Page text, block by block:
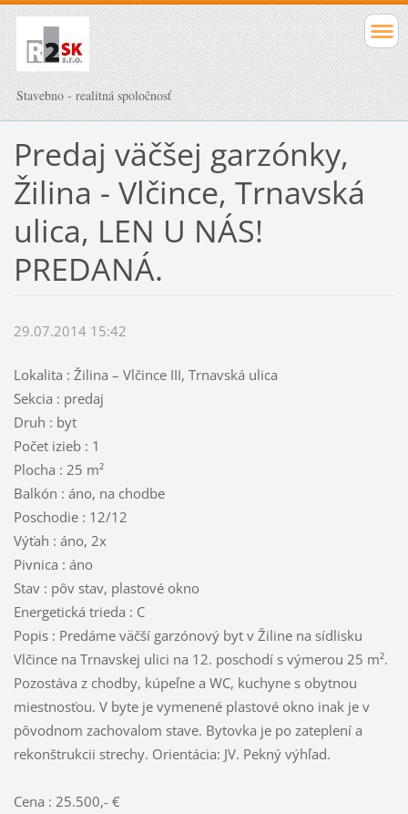
Stavebno - realitná spoločnosť
Predaj väčšej garzónky,
Žilina - Vlčince, Trnavská
ulica, LEN U NÁS!
PREDANÁ.
29.07.2014 15:42
Lokalita : Žilina – Vlčince III, Trnavská ulica
Sekcia : predaj
Druh : byt
Počet izieb : 1
Plocha : 25 m²
Balkón : áno, na chodbe
Poschodie : 12/12
Výťah : áno, 2x
Pivnica : áno
Stav : pôv stav, plastové okno
Energetická trieda : C
Popis : Predáme väčší garzónový byt v Žiline na sídlisku
Vlčince na Trnavskej ulici na 12. poschodí s výmerou 25 m².
Pozostáva z chodby, kúpeľne a WC, kuchyne s obytnou
miestnosťou. V byte je vymenené plastové okno inak je v
pôvodnom zachovalom stave. Bytovka je po zateplení a
rekonštrukcii strechy. Orientácia: JV. Pekný výhľad.
Cena : 25.500,- €